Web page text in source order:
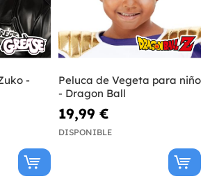
-
Peluca de Vegeta para niño
- Dragon Ball
19,99 €
DISPONIBLE